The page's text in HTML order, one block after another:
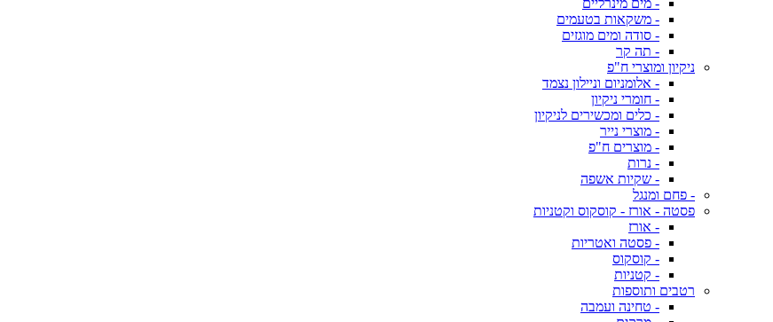
- מים מינרליים
- משקאות בטעמים
- סודה ומים מוגזים
- תה קר
ניקיון ומוצרי ח"פ
- אלומניום וניילון נצמד
- חומרי ניקיון
- כלים ומכשירים לניקיון
- מוצרי נייר
- מוצרים ח"פ
- נרות
- שקיות אשפה
- פחם ומנגל
פסטה - אורז - קוסקוס וקטניות
- אורז
- פסטה ואטריות
- קוסקוס
- קטניות
רטבים ותוספות
- טחינה ועמבה